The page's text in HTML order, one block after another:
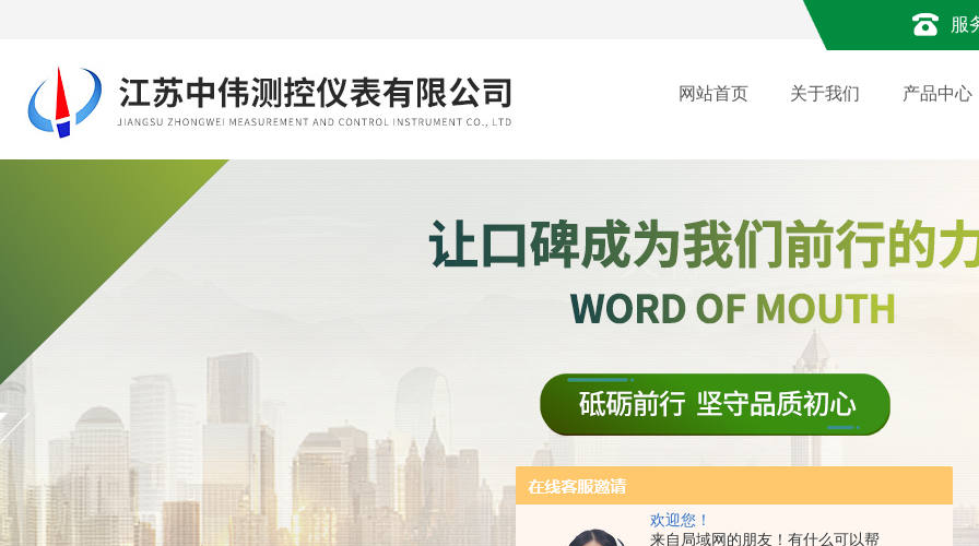
欢迎您！
来自局域网的朋友！有什么可以帮
服
网站首页 关于我们 产品中心